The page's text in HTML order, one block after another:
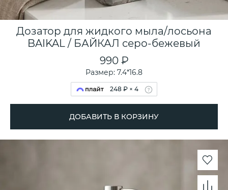
Дозатор для жидкого мыла/лосьона
BAIKAL / БАЙКАЛ серо-бежевый
990 ₽
Размер: 7.4*16.8
248 ₽ × 4
ДОБАВИТЬ В КОРЗИНУ